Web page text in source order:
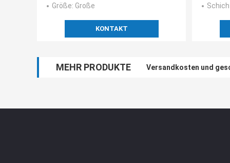
Größe: Große
KONTAKT
MEHR PRODUKTE Versandkosten und
Multi Span